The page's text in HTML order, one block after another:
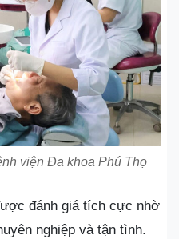
viện Đa khoa Phú Thọ
đánh giá tích cực nhờ
nghiệp và tận tình.